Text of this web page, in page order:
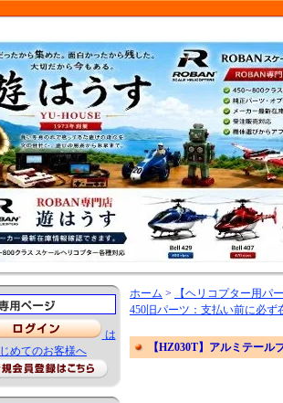
は
じめてのお客様へ
ホーム >
【ヘリコプター用パ
450旧パーツ：支払い前に必
【HZ030T】アルミテー